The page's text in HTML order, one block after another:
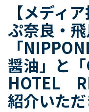
【メディ
ぷ奈良・
「
醤油」と
HOTEL
紹介いた